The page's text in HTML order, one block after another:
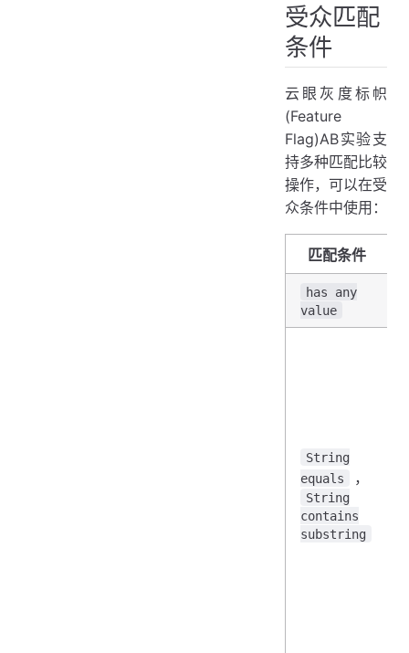
受众匹配
条件
云眼灰度标帜
(Feature
Flag)AB实验支
持多种匹配比较
操作，可以在受
众条件中使用：
匹配条件
has any
value
String
equals
，
String
contains
substring